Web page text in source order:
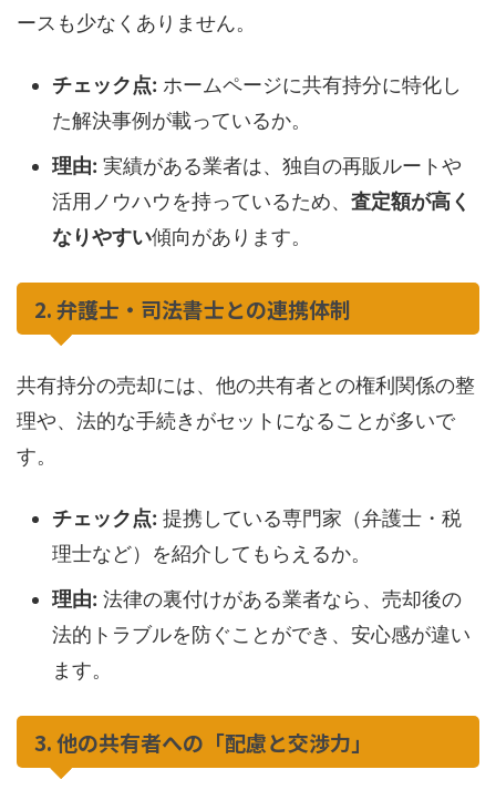
ースも少なくありません。
チェック点: ホームページに共有持分に特化し
た解決事例が載っているか。
理由: 実績がある業者は、独自の再販ルートや
活用ノウハウを持っているため、 査定額が高く
なりやすい傾向があります。
2. 弁護士・司法書士との連携体制
共有持分の売却には、他の共有者との権利関係の整
理や、法的な手続きがセットになることが多いで
す。
チェック点: 提携している専門家（弁護士・税
理士など）を紹介してもらえるか。
理由: 法律の裏付けがある業者なら、売却後の
法的トラブルを防ぐことができ、安心感が違い
ます。
3. 他の共有者への「配慮と交渉力」